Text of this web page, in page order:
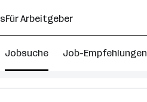
Für Arbeitgeber
Jobsuche Job-Empfehlungen